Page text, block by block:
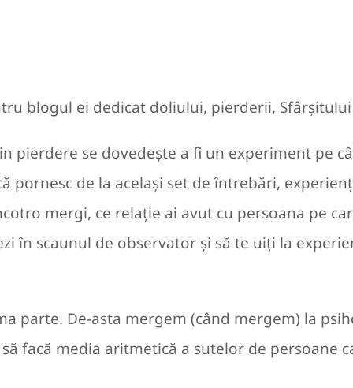
blogul ei dedicat doliului, pierderii,
pierdere se dovedește a fi un experiment pe
pornesc de la același set de întrebări,
mergi, ce relație ai avut cu persoana pe
în scaunul de observator și să te uiți la
parte. De-asta mergem (când mergem) la
facă media aritmetică a sutelor de persoane